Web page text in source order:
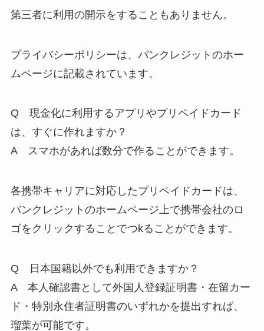
第三者に利用の開示をすることもありません。
プライバシーポリシーは、バンクレジットのホー
ムページに記載されています。
Q 現金化に利用するアプリやプリペイドカード
は、すぐに作れますか？
A スマホがあれば数分で作ることができます。
各携帯キャリアに対応したプリペイドカードは、
バンクレジットのホームページ上で携帯会社のロ
ゴをクリックすることでつkることができます。
Q 日本国籍以外でも利用できますか？
A 本人確認書として外国人登録証明書・在留カー
ド・特別永住者証明書のいずれかを提出すれば、
瑠葉が可能です。